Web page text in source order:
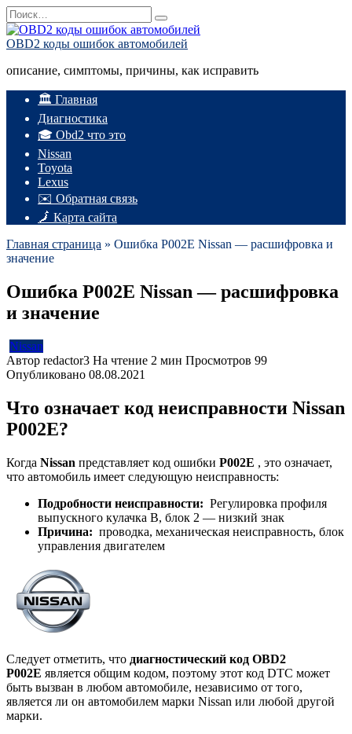
Перейти
к
содержанию
Search
for:
OBD2 коды ошибок автомобилей
описание, симптомы, причины, как исправить
🏛️ Главная
Диагностика
🎓 Obd2 что это
Nissan
Toyota
Lexus
✉️ Обратная связь
🗾 Карта сайта
Главная страница » Ошибка P002E Nissan — расшифровка и
значение
Ошибка P002E Nissan — расшифровка
и значение
Nissan
Автор redactor3 На чтение 2 мин Просмотров 99
Опубликовано 08.08.2021
Что означает код неисправности Nissan
P002E?
Когда Nissan представляет код ошибки P002E , это означает,
что автомобиль имеет следующую неисправность:
Подробности неисправности: Регулировка профиля
выпускного кулачка B, блок 2 — низкий знак
Причина: проводка, механическая неисправность, блок
управления двигателем
Следует отметить, что диагностический код OBD2
P002E является общим кодом, поэтому этот код DTC может
быть вызван в любом автомобиле, независимо от того,
является ли он автомобилем марки Nissan или любой другой
марки.